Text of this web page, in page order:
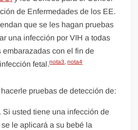
de Enfermedades de los EE.
que se les hagan pruebas
una infección por VIH a todas
embarazadas con el fin de
fetal.nota3,nota4
pruebas de detección de:
. Si usted tiene una infección de
le aplicará a su bebé la